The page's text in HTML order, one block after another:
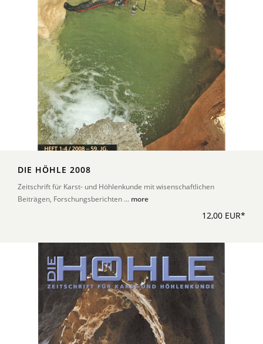
DIE HÖHLE 2008
Zeitschrift für Karst- und Höhlenkunde mit wisenschaftlichen
Beiträgen, Forschungsberichten ... more
12,00 EUR*